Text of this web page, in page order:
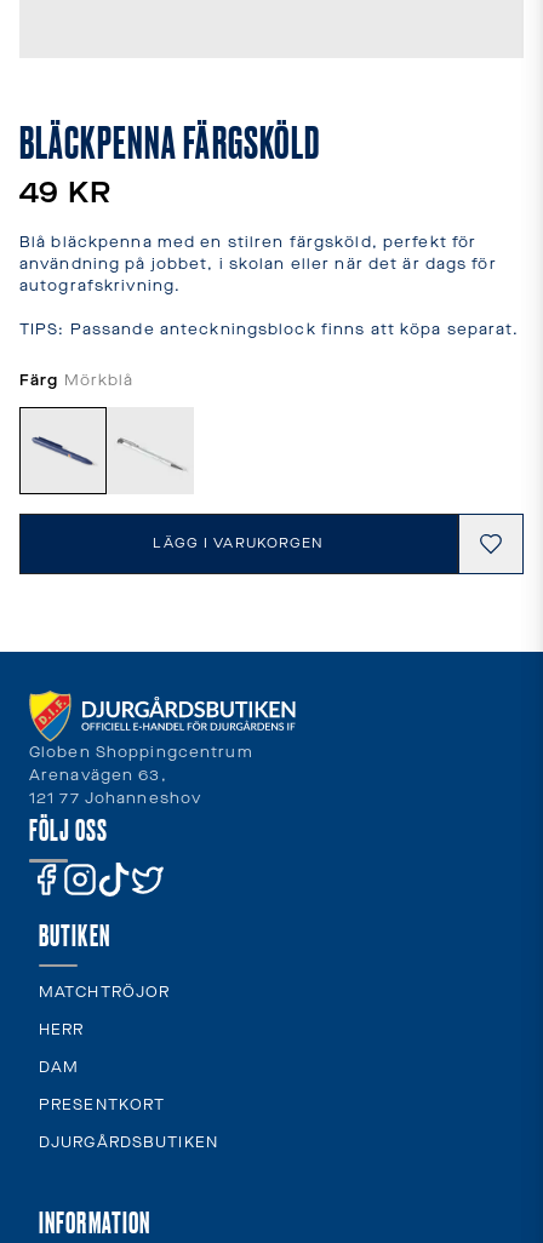
LEVERANS
Laddar...
BLÄCKPENNA FÄRGSKÖLD
49 KR
Blå bläckpenna med en stilren färgsköld, perfekt för
användning på jobbet, i skolan eller när det är dags för
autografskrivning.
TIPS: Passande anteckningsblock finns att köpa separat.
Färg Mörkblå
LÄGG I VARUKORGEN
Globen Shoppingcentrum
Arenavägen 63,
121 77 Johanneshov
FÖLJ OSS
BUTIKEN
MATCHTRÖJOR
HERR
DAM
PRESENTKORT
DJURGÅRDSBUTIKEN
INFORMATION